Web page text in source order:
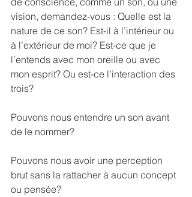
vision, demandez-vous : Quelle est la
nature de ce son? Est-il à l’intérieur ou
à l’extérieur de moi? Est-ce que je
l’entends avec mon oreille ou avec
mon esprit? Ou est-ce l’interaction des
trois?
Pouvons nous entendre un son avant
de le nommer?
Pouvons nous avoir une perception
brut sans la rattacher à aucun concept
ou pensée?